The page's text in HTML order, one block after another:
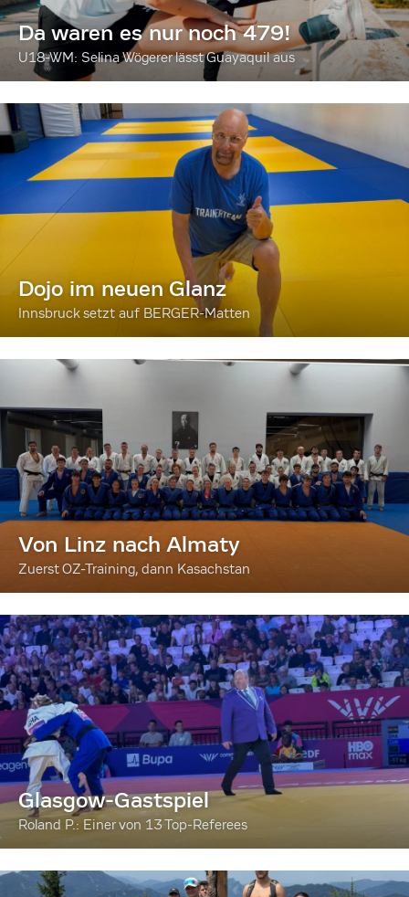
Da waren es nur noch 479!
U18-WM: Selina Wögerer lässt Guayaquil aus
Dojo im neuen Glanz
Innsbruck setzt auf BERGER-Matten
Von Linz nach Almaty
Zuerst OZ-Training, dann Kasachstan
Glasgow-Gastspiel
Roland P.: Einer von 13 Top-Referees